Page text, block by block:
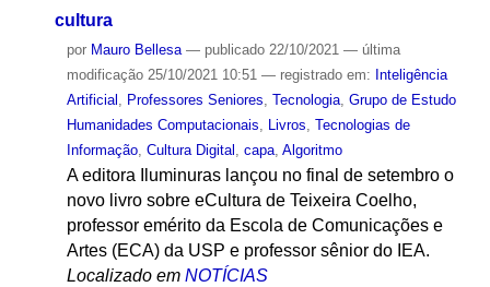
cultura
por Mauro Bellesa — publicado22/10/2021 — última
modificação25/10/2021 10:51 — registrado em: Inteligência
Artificial , Professores Seniores, Tecnologia, Grupo de Estudo
Humanidades Computacionais, Livros, Tecnologias de
Informação, Cultura Digital , capa, Algoritmo
A editora Iluminuras lançou no final de setembro o
novo livro sobre eCultura de Teixeira Coelho,
professor emérito da Escola de Comunicações e
Artes (ECA) da USP e professor sênior do IEA.
Localizado em NOTÍCIAS